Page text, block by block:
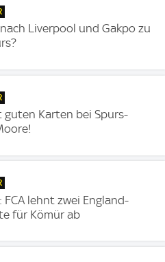
Liverpool und Gakpo zu
guten Karten bei Spurs-
FCA lehnt zwei England-
für Kömür ab